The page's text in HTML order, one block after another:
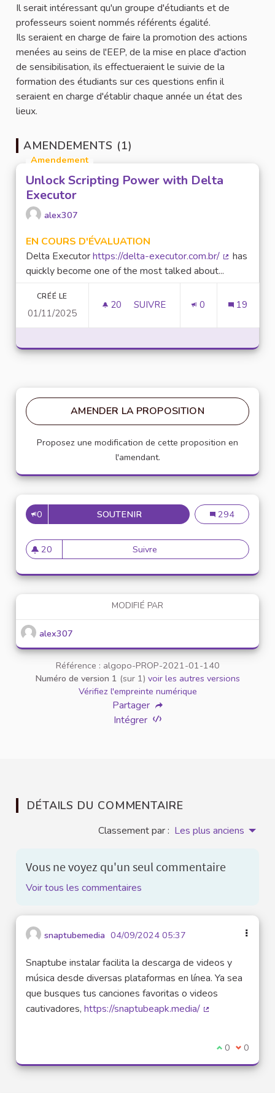
Il serait intéressant qu'un groupe d'étudiants et de
professeurs soient nommés référents égalité.
Ils seraient en charge de faire la promotion des actions
menées au seins de l'EEP, de la mise en place d'action
de sensibilisation, ils effectueraient le suivie de la
formation des étudiants sur ces questions enfin il
seraient en charge d'établir chaque année un état des
lieux.
AMENDEMENTS (1)
Amendement
Unlock Scripting Power with Delta
Executor
alex307
EN COURS D'ÉVALUATION
Delta Executorhttps://delta-executor.com.br/
has
quickly become one of the most talked about...
CRÉÉ LE
01/11/2025
20 20 ABONNÉS
SUIVRE 0 19
AMENDER LA PROPOSITION
Proposez une modification de cette proposition en
l'amendant.
0 SOUTENIRMISE EN PLACE DEMise en place
294
20
20 abonnés
Suivre Mise en place de référents
MODIFIÉ PAR
alex307
Référence : algopo-PROP-2021-01-140
Numéro de version 1 (sur 1) voir les autres versions
Vérifiez l'empreinte numérique
Partager
Intégrer
DÉTAILS DU COMMENTAIRE
Classement par : Les plus anciens
Vous ne voyez qu'un seul commentaire
Voir tous les commentaires
snaptubemedia 04/09/2024 05:37
Snaptube instalar facilita la descarga de videos y
música desde diversas plataformas en línea. Ya sea
que busques tus canciones favoritas o videos
cautivadores, https://snaptubeapk.media/
Je suis
0 Je ne
0